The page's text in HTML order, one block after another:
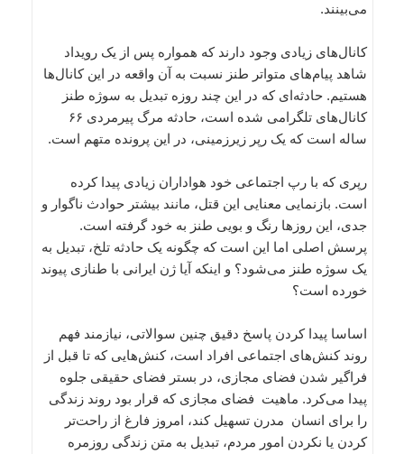
می‌بینند.
کانال‌های زیادی وجود دارند که همواره پس از یک رویداد
شاهد پیام‌های متواتر طنز نسبت به آن واقعه در این کانال‌ها
هستیم. حادثه‌ای که در این چند روزه تبدیل به سوژه طنز
کانال‌های تلگرامی شده است، حادثه مرگ پیرمردی ۶۶
ساله است که یک رپر زیرزمینی، در این پرونده متهم است.
رپری که با رپ اجتماعی خود هواداران زیادی پیدا کرده
است. بازنمایی معنایی این قتل، مانند بیشتر حوادث ناگوار و
جدی، این روزها رنگ و بویی طنز به خود گرفته است.
پرسش اصلی اما این است که چگونه یک حادثه تلخ، تبدیل به
یک سوژه طنز می‌شود؟ و اینکه آیا ژن ایرانی با طنازی پیوند
خورده است؟
اساسا پیدا کردن پاسخ دقیق چنین سوالاتی، نیازمند فهم
روند کنش‌های اجتماعی افراد است، کنش‌هایی که تا قبل از
فراگیر شدن فضای مجازی، در بستر فضای حقیقی جلوه
پیدا می‌کرد. ماهیت فضای مجازی که قرار بود روند زندگی
را برای انسان مدرن تسهیل کند، امروز فارغ از راحت‌تر
کردن یا نکردن امور مردم، تبدیل به متن زندگی روزمره